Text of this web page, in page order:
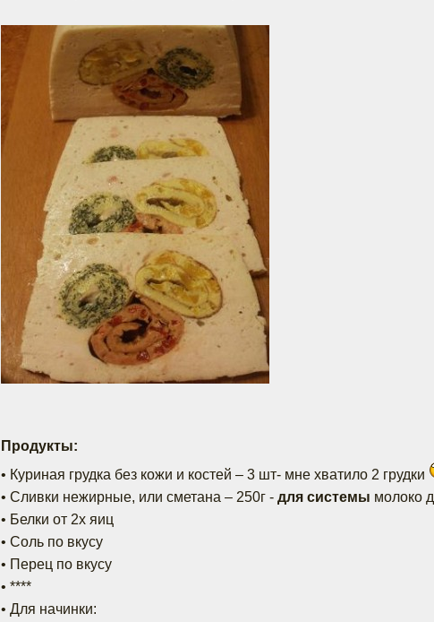
Продукты:
• Куриная грудка без кожи и костей – 3 шт- мне хватило 2 грудки
• Сливки нежирные, или сметана – 250г - для системы молоко
• Белки от 2х яиц
• Соль по вкусу
• Перец по вкусу
• ****
• Для начинки: